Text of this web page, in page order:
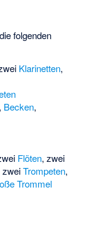
folgenden
Klarinetten,
Becken,
Flöten, zwei
zweiTrompeten,
Trommel